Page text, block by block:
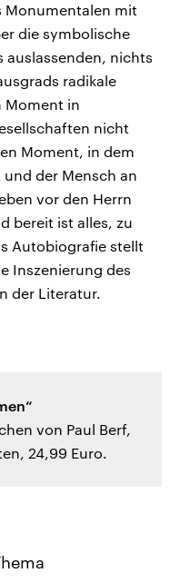
Monumentalen mit
die symbolische
nichts
radikale
Moment in
nicht
Moment, in dem
der Mensch an
vor den Herrn
bereit ist alles, zu
Autobiografie stellt
Inszenierung des
der Literatur.
von Paul Berf,
24,99 Euro.